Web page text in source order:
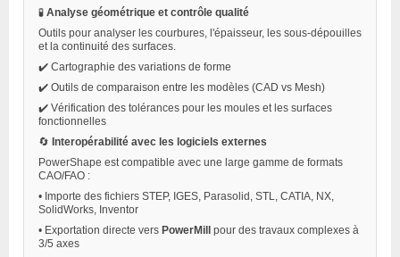
🧪 Analyse géométrique et contrôle qualité
Outils pour analyser les courbures, l'épaisseur, les sous-dépouilles
et la continuité des surfaces.
✔️ Cartographie des variations de forme
✔️ Outils de comparaison entre les modèles (CAD vs Mesh)
✔️ Vérification des tolérances pour les moules et les surfaces
fonctionnelles
🔄 Interopérabilité avec les logiciels externes
PowerShape est compatible avec une large gamme de formats
CAO/FAO :
• Importe des fichiers STEP, IGES, Parasolid, STL, CATIA, NX,
SolidWorks, Inventor
• Exportation directe vers PowerMill
pour des travaux complexes à
3/5 axes